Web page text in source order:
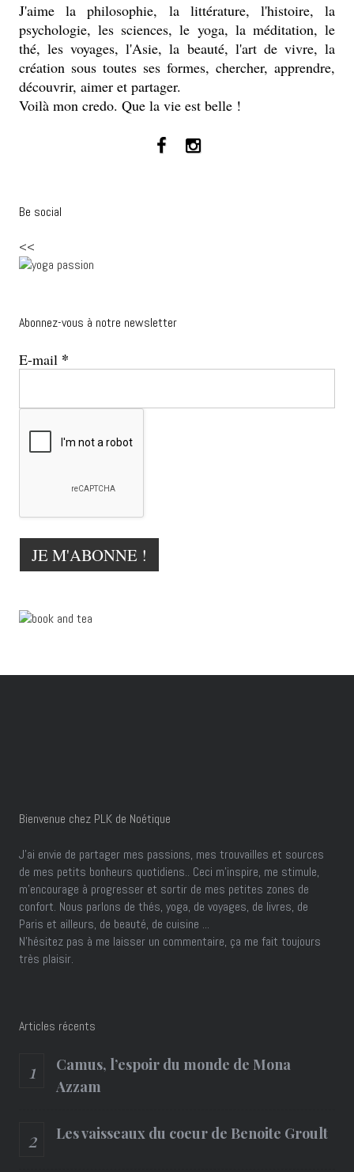
J'aime la philosophie, la littérature, l'histoire, la
psychologie, les sciences, le yoga, la méditation, le
thé, les voyages, l'Asie, la beauté, l'art de vivre, la
création sous toutes ses formes, chercher, apprendre,
découvrir, aimer et partager.
Voilà mon credo. Que la vie est belle !
Be social
<<
Abonnez-vous à notre newsletter
E-mail *
Bienvenue chez PLK de Noétique
J’ai envie de partager mes passions, mes trouvailles et sources
de mes petits bonheurs quotidiens.. Ceci m'inspire, me stimule,
m'encourage à progresser et sortir de mes petites zones de
confort. Nous parlons de thés, yoga, de voyages, de livres, de
Paris et ailleurs, de beauté, de cuisine ...
N'hésitez pas à me laisser un commentaire, ça me fait toujours
très plaisir.
Articles récents
Camus, l’espoir du monde de Mona
Azzam
Les vaisseaux du coeur de Benoite Groult